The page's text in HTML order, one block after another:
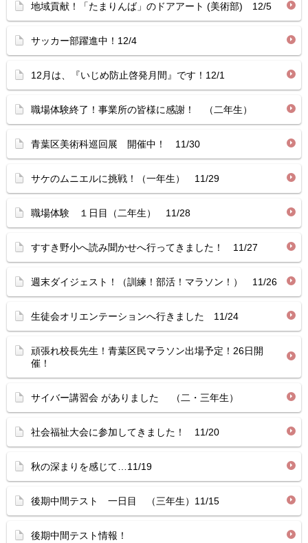
地域貢献！「たまりんば」のドアアート (美術部) 12/5
サッカー部躍進中！12/4
12月は、『いじめ防止啓発月間』です！12/1
職場体験終了！事業所の皆様に感謝！ （二年生）
青葉区美術科巡回展 開催中！ 11/30
サケのムニエルに挑戦！（一年生） 11/29
職場体験 １日目（二年生） 11/28
すすき野小へ読み聞かせへ行ってきました！ 11/27
週末ダイジェスト！（訓練！部活！マラソン！） 11/26
生徒会オリエンテーションへ行きました 11/24
頑張れ校長先生！青葉区民マラソン出場予定！26日開
催！
サイバー講習会 がありました （二・三年生）
社会福祉大会に参加してきました！ 11/20
秋の深まりを感じて…11/19
後期中間テスト 一日目 （三年生）11/15
後期中間テスト情報！